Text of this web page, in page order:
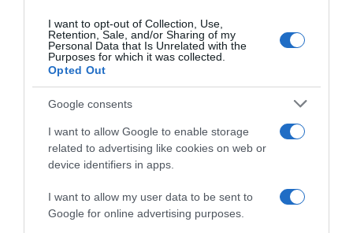
I want to opt-out of Collection, Use,
Retention, Sale, and/or Sharing of my
Personal Data that Is Unrelated with the
Purposes for which it was collected.
Opted Out
Google consents
I want to allow Google to enable storage
related to advertising like cookies on web or
device identifiers in apps.
I want to allow my user data to be sent to
Google for online advertising purposes.